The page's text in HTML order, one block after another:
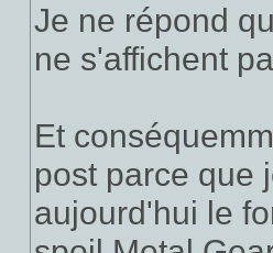
Je ne répond
ne s'affichent
Et
post parce que
aujourd'hui le